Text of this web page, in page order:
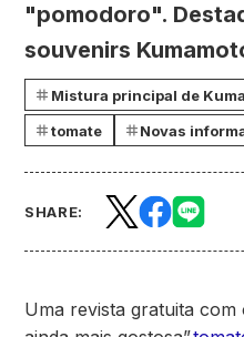
"pomodoro".
souvenirs
Mistura principal de
tomate
Novas
SHARE:
Uma revista gratuita